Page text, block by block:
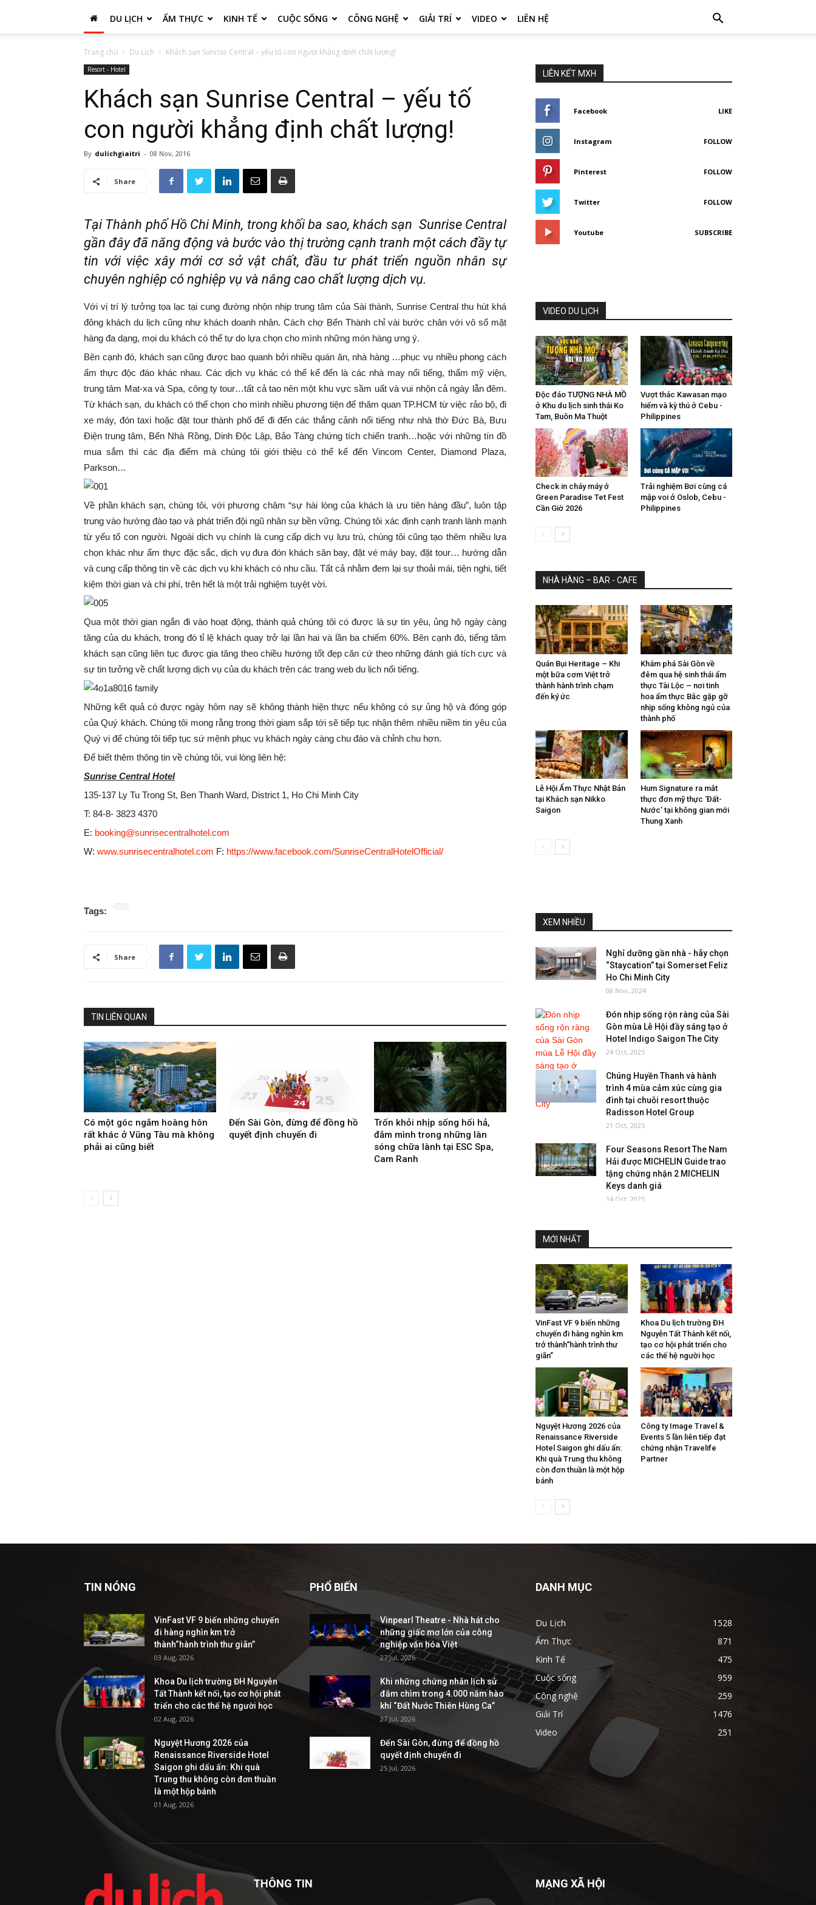
DU LỊCH ẨM THỰC KINH TẾ CUỘC SỐNG CÔNG NGHỆ GIẢI TRÍ VIDEO LIÊN HỆ
Trang chủ Du Lịch Khách sạn Sunrise Central – yếu tố con người khẳng định chất lượng!
Resort - Hotel
Khách sạn Sunrise Central – yếu tố
con người khẳng định chất lượng!
By dulichgiaitri - 08 Nov, 2016
Share
Tại Thành phố Hồ Chi Minh, trong khối ba sao, khách sạn Sunrise Central
gần đây đã năng động và bước vào thị trường cạnh tranh một cách đầy tự
tin với việc xây mới cơ sở vật chất, đầu tư phát triển nguồn nhân sự
chuyên nghiệp có nghiệp vụ và nâng cao chất lượng dịch vụ.
Với vị trí lý tưởng tọa lạc tại cung đường nhộn nhịp trung tâm của Sài thành, Sunrise Central thu hút khá
đông khách du lịch cũng như khách doanh nhân. Cách chợ Bến Thành chỉ vài bước chân với vô số mặt
hàng đa dạng, mọi du khách có thể tự do lựa chọn cho mình những món hàng ưng ý.
Bên cạnh đó, khách sạn cũng được bao quanh bởi nhiều quán ăn, nhà hàng …phục vụ nhiều phong cách
ẩm thực độc đáo khác nhau. Các dịch vụ khác có thể kể đến là các nhà may nổi tiếng, thẩm mỹ viện,
trung tâm Mat-xa và Spa, công ty tour…tất cả tao nên một khu vực sầm uất và vui nhộn cả ngày lẫn đêm.
Từ khách sạn, du khách có thể chọn cho mình nhiều phương tiện để thăm quan TP.HCM từ việc rảo bộ, đi
xe máy, đón taxi hoặc đặt tour thành phố để đi đến các thắng cảnh nổi tiếng như nhà thờ Đức Bà, Bưu
Điện trung tâm, Bến Nhà Rồng, Dinh Độc Lập, Bảo Tàng chứng tích chiến tranh…hoặc với những tín đồ
mua sắm thì các địa điểm mà chúng tôi giới thiệu có thể kể đến Vincom Center, Diamond Plaza,
Parkson…
Về phần khách sạn, chúng tôi, với phương châm “sự hài lòng của khách là ưu tiên hàng đầu”, luôn tập
trung vào hướng đào tạo và phát triển đội ngũ nhân sự bền vững. Chúng tôi xác định cạnh tranh lành mạnh
từ yếu tố con người. Ngoài dịch vụ chính là cung cấp dịch vụ lưu trú, chúng tôi cũng tạo thêm nhiều lựa
chọn khác như ẩm thực đặc sắc, dịch vụ đưa đón khách sân bay, đặt vé máy bay, đặt tour… hướng dẫn
và cung cấp thông tin về các dịch vụ khi khách có nhu cầu. Tất cả nhằm đem lại sự thoải mái, tiện nghi, tiết
kiệm thời gian và chi phí, trên hết là một trải nghiệm tuyệt vời.
Qua một thời gian ngắn đi vào hoạt động, thành quả chúng tôi có được là sự tin yêu, ủng hộ ngày càng
tăng của du khách, trong đó tỉ lệ khách quay trở lại lần hai và lần ba chiếm 60%. Bên cạnh đó, tiếng tăm
khách sạn cũng liên tục được gia tăng theo chiều hướng tốt đẹp căn cứ theo những đánh giá tích cực và
sự tin tưởng về chất lượng dịch vụ của du khách trên các trang web du lịch nổi tiếng.
Những kết quả có được ngày hôm nay sẽ không thành hiện thực nếu không có sự ủng hộ và đóng góp
của Quý khách. Chúng tôi mong rằng trong thời giam sắp tới sẽ tiếp tục nhận thêm nhiều niềm tin yêu của
Quý vị để chúng tôi tiếp tục sứ mệnh phục vụ khách ngày càng chu đáo và chỉnh chu hơn.
Để biết thêm thông tin về chúng tôi, vui lòng liên hệ:
Sunrise Central Hotel
135-137 Ly Tu Trong St, Ben Thanh Ward, District 1, Ho Chi Minh City
T: 84-8- 3823 4370
E: booking@sunrisecentralhotel.com
W: www.sunrisecentralhotel.com F: https://www.facebook.com/SunriseCentralHotelOfficial/
Tags:
Share
TIN LIÊN QUAN
Có một góc ngắm hoàng hôn
rất khác ở Vũng Tàu mà không
phải ai cũng biết
Đến Sài Gòn, đừng để đồng hồ
quyết định chuyến đi
Trốn khỏi nhịp sống hối hả,
đắm mình trong những làn
sóng chữa lành tại ESC Spa,
Cam Ranh
LIÊN KẾT MXH
Facebook LIKE
Instagram FOLLOW
Pinterest FOLLOW
Twitter FOLLOW
Youtube SUBSCRIBE
VIDEO DU LỊCH
Độc đáo TƯỢNG NHÀ MỒ
ở Khu du lịch sinh thái Ko
Tam, Buôn Ma Thuột
Vượt thác Kawasan mạo
hiểm và kỳ thú ở Cebu -
Philippines
Check in cháy máy ở
Green Paradise Tet Fest
Cần Giờ 2026
Trải nghiệm Bơi cùng cá
mập voi ở Oslob, Cebu -
Philippines
NHÀ HÀNG – BAR - CAFE
Quán Bụi Heritage – Khi
một bữa cơm Việt trở
thành hành trình chạm
đến ký ức
Khám phá Sài Gòn về
đêm qua hệ sinh thái ẩm
thực Tài Lộc – nơi tinh
hoa ẩm thực Bắc gặp gỡ
nhịp sống không ngủ của
thành phố
Lễ Hội Ẩm Thực Nhật Bản
tại Khách sạn Nikko
Saigon
Hum Signature ra mắt
thực đơn mỹ thực ‘Đất-
Nước’ tại không gian mới
Thung Xanh
XEM NHIỀU
Nghỉ dưỡng gần nhà - hãy chọn
“Staycation” tại Somerset Feliz
Ho Chi Minh City
08 Nov, 2024
Đón nhịp sống rộn ràng của Sài
Gòn mùa Lễ Hội đầy sáng tạo ở
Hotel Indigo Saigon The City
24 Oct, 2025
Chúng Huyền Thanh và hành
trình 4 mùa cảm xúc cùng gia
đình tại chuỗi resort thuộc
Radisson Hotel Group
21 Oct, 2025
Four Seasons Resort The Nam
Hải được MICHELIN Guide trao
tặng chứng nhận 2 MICHELIN
Keys danh giá
14 Oct, 2025
MỚI NHẤT
VinFast VF 9 biến những
chuyến đi hàng nghìn km
trở thành“hành trình thư
giãn”
Khoa Du lịch trường ĐH
Nguyễn Tất Thành kết nối,
tạo cơ hội phát triển cho
các thế hệ người học
Nguyệt Hương 2026 của
Renaissance Riverside
Hotel Saigon ghi dấu ấn:
Khi quà Trung thu không
còn đơn thuần là một hộp
bánh
Công ty Image Travel &
Events 5 lần liên tiếp đạt
chứng nhận Travelife
Partner
TIN NÓNG
VinFast VF 9 biến những chuyến
đi hàng nghìn km trở
thành“hành trình thư giãn”
03 Aug, 2026
Khoa Du lịch trường ĐH Nguyễn
Tất Thành kết nối, tạo cơ hội phát
triển cho các thế hệ người học
02 Aug, 2026
Nguyệt Hương 2026 của
Renaissance Riverside Hotel
Saigon ghi dấu ấn: Khi quà
Trung thu không còn đơn thuần
là một hộp bánh
01 Aug, 2026
PHỔ BIẾN
Vinpearl Theatre - Nhà hát cho
những giấc mơ lớn của công
nghiệp văn hóa Việt
27 Jul, 2026
Khi những chứng nhân lịch sử
đắm chìm trong 4.000 năm hào
khí “Đất Nước Thiên Hùng Ca”
27 Jul, 2026
Đến Sài Gòn, đừng để đồng hồ
quyết định chuyến đi
25 Jul, 2026
DANH MỤC
Du Lịch
1528
Ẩm Thực
871
Kinh Tế
475
Cuộc sống
959
Công nghệ
259
Giải Trí
1476
Video
251
THÔNG TIN MẠNG XÃ HỘI